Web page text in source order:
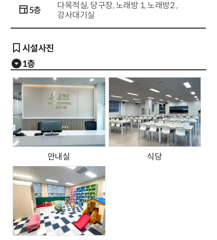
5층
다목적실, 당구장, 노래방 1, 노래방2 ,
강사대기실
시설사진
1층
안내실 식당